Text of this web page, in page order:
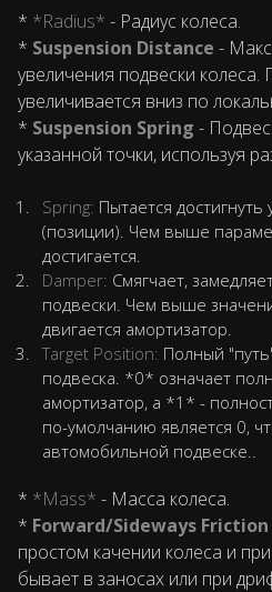
* *Radius* - Радиус колеса.
* Suspension Distance -
увеличения подвески колеса.
увеличивается вниз по
* Suspension Spring -
указанной точки, используя
Spring: Пытается достигнуть
(позиции). Чем выше
достигается.
Damper: Смягчает,
подвески. Чем выше
двигается амортизатор.
Target Position: Полный
подвеска. *0* означает
амортизатор, а *1* -
по-умолчанию является 0,
автомобильной подвеске..
* *Mass* - Масса колеса.
* Forward/Sideways Friction
простом качении колеса и
бывает в заносах или при